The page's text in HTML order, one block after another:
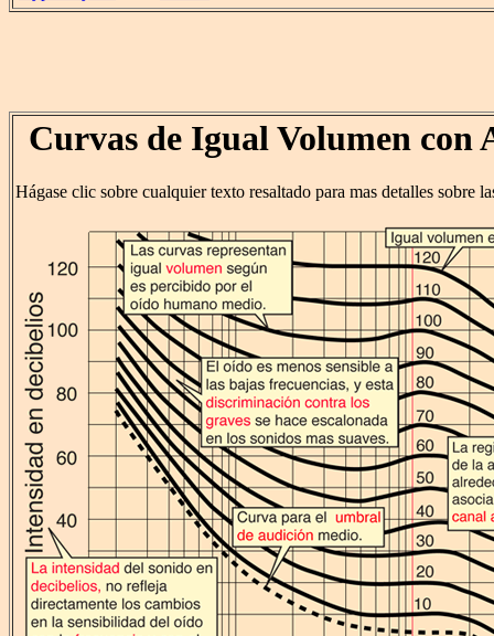
Curvas de Igual Volumen con
Hágase clic sobre cualquier texto resaltado para mas detalles sobre